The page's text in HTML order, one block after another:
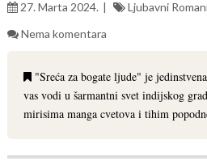
27. Marta 2024.
Ljubavni
Nema komentara
"Sreća za bogate ljude" je
vas vodi u šarmantni svet indijskog
mirisima manga cvetova i tihim